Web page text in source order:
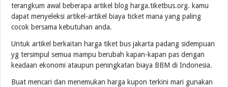
terangkum awal beberapa artikel blog harga.tiketbus.org. kamu
dapat menyeleksi artikel-artikel biaya ticket mana yang paling
cocok bersama kebutuhan anda.
Untuk artikel berkaitan harga tiket bus jakarta padang sidempuan
yg tersimpul semua mampu berubah kapan-kapan pas dengan
keadaan ekonomi ataupun peningkatan biaya BBM di Indonesia.
Buat mencari dan menemukan harga kupon terkini mari gunakan